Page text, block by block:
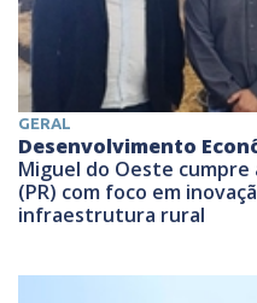
GERAL
Desenvolvimento
Miguel do Oeste
(PR) com foco em
infraestrutura rural